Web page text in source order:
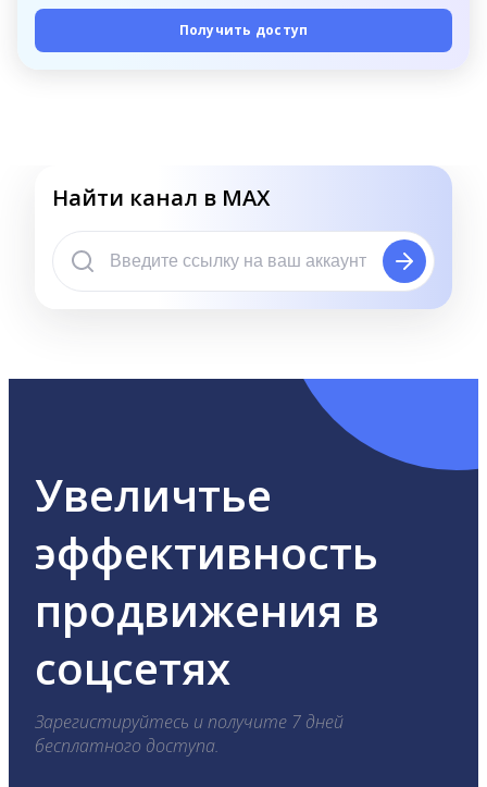
Получить доступ
Найти канал в MAX
Увеличтье
эффективность
продвижения в
соцсетях
Зарегистируйтесь и получите 7 дней
бесплатного доступа.